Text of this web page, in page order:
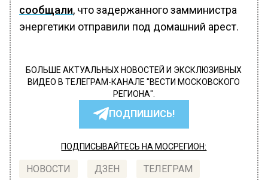
сообщали, что задержанного замминистра
энергетики отправили под домашний арест.
БОЛЬШЕ АКТУАЛЬНЫХ НОВОСТЕЙ И ЭКСКЛЮЗИВНЫХ
ВИДЕО В ТЕЛЕГРАМ-КАНАЛЕ "ВЕСТИ МОСКОВСКОГО
РЕГИОНА".
ПОДПИШИСЬ!
ПОДПИСЫВАЙТЕСЬ НА МОСРЕГИОН:
НОВОСТИ ДЗЕН ТЕЛЕГРАМ